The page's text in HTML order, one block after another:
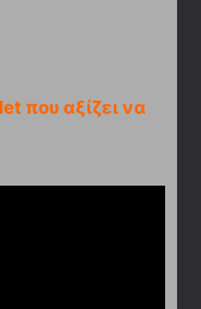
που αξίζει να